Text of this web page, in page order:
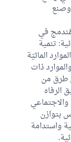
في
تنمية
المائيّة
ذات
طرق من
الرفاه
بتوازن
واستدامة